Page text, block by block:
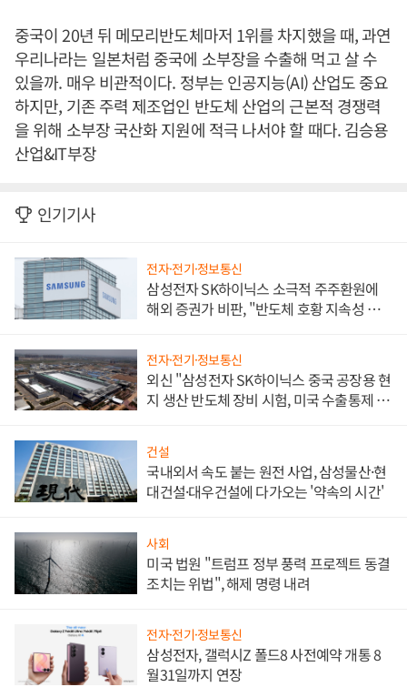
중국이 20년 뒤 메모리반도체마저 1위를 차지했을 때, 과연
우리나라는 일본처럼 중국에 소부장을 수출해 먹고 살 수
있을까. 매우 비관적이다. 정부는 인공지능(AI) 산업도 중요
하지만, 기존 주력 제조업인 반도체 산업의 근본적 경쟁력
을 위해 소부장 국산화 지원에 적극 나서야 할 때다. 김승용
산업&IT부장
인기기사
전자·전기·정보통신
삼성전자 SK하이닉스 소극적 주주환원에
해외 증권가 비판, "반도체 호황 지속성 의
전자·전기·정보통신
외신 "삼성전자 SK하이닉스 중국 공장용 현
지 생산 반도체 장비 시험, 미국 수출통제 대
건설
국내외서 속도 붙는 원전 사업, 삼성물산·현
대건설·대우건설에 다가오는 '약속의 시간'
사회
미국 법원 "트럼프 정부 풍력 프로젝트 동결
조치는 위법", 해제 명령 내려
전자·전기·정보통신
삼성전자, 갤럭시Z 폴드8 사전예약 개통 8
월31일까지 연장